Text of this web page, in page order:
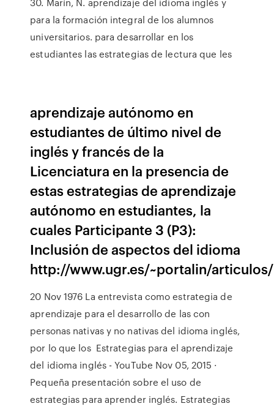
para la formación integral de los alumnos
universitarios. para desarrollar en los
estudiantes las estrategias de lectura que les
aprendizaje autónomo en
estudiantes de último nivel de
inglés y francés de la
Licenciatura en la presencia de
estas estrategias de aprendizaje
autónomo en estudiantes, la
cuales Participante 3 (P3):
Inclusión de aspectos del idioma
http://www.ugr.es/~portalin/articulos/
20 Nov 1976 La entrevista como estrategia de
aprendizaje para el desarrollo de las con
personas nativas y no nativas del idioma inglés,
por lo que los Estrategias para el aprendizaje
del idioma inglés - YouTube Nov 05, 2015 ·
Pequeña presentación sobre el uso de
estrategias para aprender inglés. Estrategias